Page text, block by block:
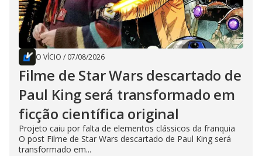
O VÍCIO / 07/08/2026
Filme de Star Wars descartado de
Paul King será transformado em
ficção científica original
Projeto caiu por falta de elementos clássicos da franquia
O post Filme de Star Wars descartado de Paul King será
transformado em...